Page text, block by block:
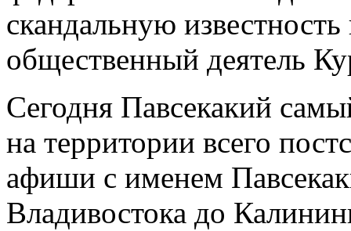
скандальную
общественный деятель
Сегодня Павсекакий
на территории всего
афиши с именем
Владивостока до